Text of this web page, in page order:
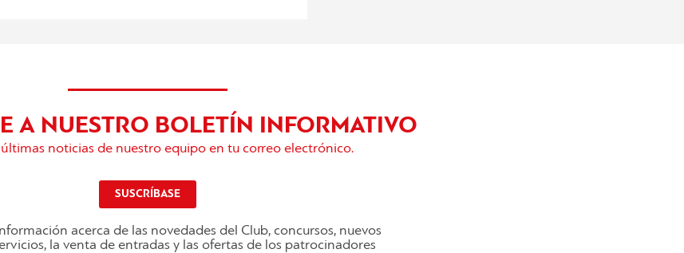
A NUESTRO BOLETÍN INFORMATIVO
últimas noticias de nuestro equipo en tu correo electrónico.
SUSCRÍBASE
acerca de las novedades del Club, concursos, nuevos
la venta de entradas y las ofertas de los patrocinadores